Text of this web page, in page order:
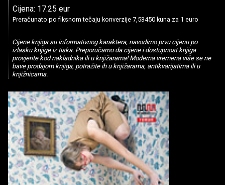
Cijena: 17.25 eur
Preračunato po fiksnom tečaju konverzije 7,53450 kuna za 1 euro
Cijene knjiga su informativnog karaktera, navodimo prvu cijenu po
izlasku knjige iz tiska. Preporučamo da cijene i dostupnost knjiga
provjerite kod nakladnika ili u knjižarama! Moderna vremena više se ne
bave prodajom knjiga, potražite ih u knjižarama, antikvarijatima ili u
knjižnicama.